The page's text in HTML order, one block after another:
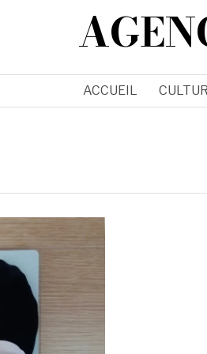
ACCUEIL